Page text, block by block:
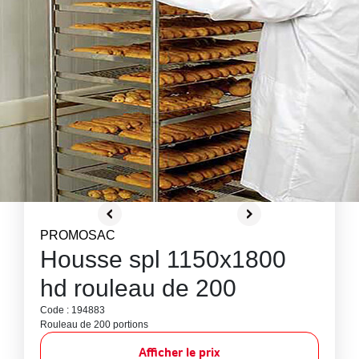
PROMOSAC
Housse spl 1150x1800
hd rouleau de 200
Code : 194883
Rouleau de 200 portions
Afficher le prix